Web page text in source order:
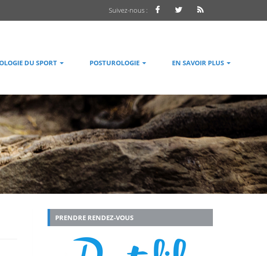
Suivez-nous :
DU SPORT POSTUROLOGIE EN SAVOIR PLUS
PRENDRE RENDEZ-VOUS